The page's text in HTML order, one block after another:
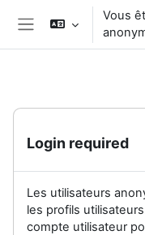
Passer au contenu
Vous
Login required
Les utilisateurs
les profils
compte utilisateur